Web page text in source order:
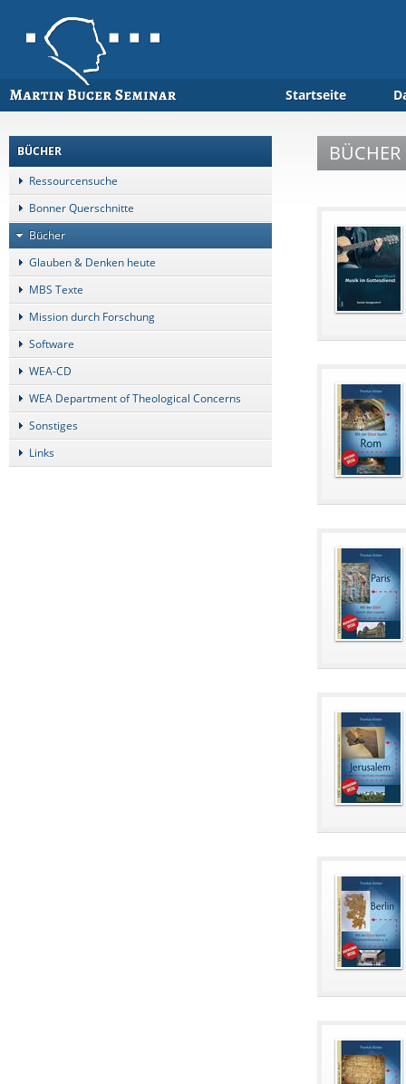
Startseite
BÜCHER
Ressourcensuche
Bonner Querschnitte
Bücher
Glauben & Denken heute
MBS Texte
Mission durch Forschung
Software
WEA-CD
WEA Department of Theological Concerns
Sonstiges
Links
BÜCHER